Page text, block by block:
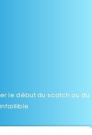
le début du scotch ou du